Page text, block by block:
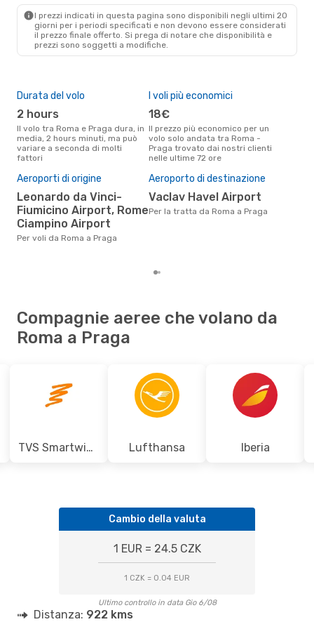
I prezzi indicati in questa pagina sono disponibili negli ultimi 20
giorni per i periodi specificati e non devono essere considerati
il ​​prezzo finale offerto. Si prega di notare che disponibilità e
prezzi sono soggetti a modifiche.
Durata del volo
2 hours
Il volo tra Roma e Praga dura, in
media, 2 hours minuti, ma può
variare a seconda di molti
fattori
I voli più economici
18€
Il prezzo più economico per un
volo solo andata tra Roma -
Praga trovato dai nostri clienti
nelle ultime 72 ore
Aeroporti di origine
Leonardo da Vinci-
Fiumicino Airport, Rome
Ciampino Airport
Per voli da Roma a Praga
Aeroporto di destinazione
Vaclav Havel Airport
Per la tratta da Roma a Praga
Compagnie aeree che volano da
Roma a Praga
TVS Smartwings Lufthansa Iberia
Cambio della valuta
1 EUR = 24.5 CZK
1 CZK = 0.04 EUR
Ultimo controllo in data Gio 6/08
Distanza: 922 kms